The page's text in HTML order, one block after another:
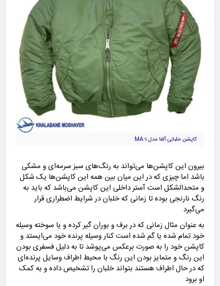
کاپشن خلبانی آلفا مدل MA-1
بیرون این کاپشن‌ها می‌تواند به رنگ‌های سبز سرمه‌ای و مشکی
باشد اما چیزی که در این میان بین همه این کاپشن‌ها یک شکل
و متحدالشکل است آستر داخلی این کاپشن می‌باشد که باید به
رنگ نارنجی بوده تا زمانی که خلبان در شرایط اضطراری قرار
می‌گیرد
به عنوان مثال زمانی که در برف و بوران گیر کرده و یا سوخته وسیله
خود تمام شده یا گم شده است کنار وسیله پرنده خود می‌ایستد و
کاپشن خود را به صورت برعکس می‌پوشد تا به دلیل فسفری بودن
این رنگ و متمایز بودن این رنگ با محیط اطراف وسایل پرنده‌ای
که در حال اطراف هستند بتواند خلبان را تشخیص داده و به کمک
او برود